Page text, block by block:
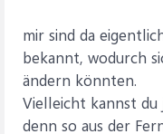
mir sind da
bekannt, wodurch
ändern könnten.
Vielleicht kannst du
denn so aus der